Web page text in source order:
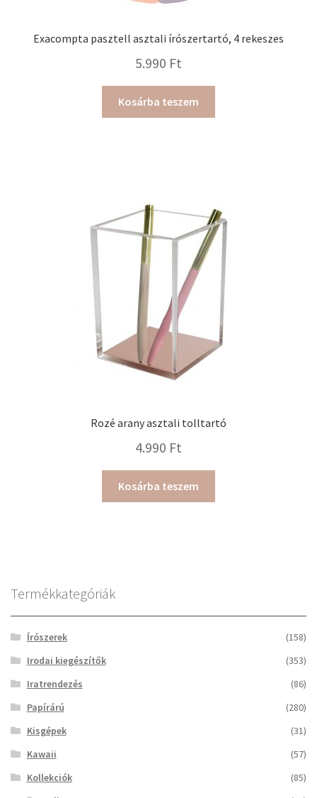
Exacompta pasztell asztali írószertartó, 4 rekeszes
5.990 Ft
Kosárba teszem
Rozé arany asztali tolltartó
4.990 Ft
Kosárba teszem
Termékkategóriák
Írószerek
(158)
Irodai kiegészítők
(353)
Iratrendezés
(86)
Papírárú
(280)
Kisgépek
(31)
Kawaii
(57)
Kollekciók
(85)